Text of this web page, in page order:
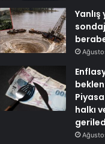
halkı